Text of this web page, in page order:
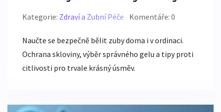
Kategorie: Zdraví a Zubní Péče Komentáře: 0
Naučte se bezpečně bělit zuby doma i v ordinaci.
Ochrana skloviny, výběr správného gelu a tipy proti
citlivosti pro trvale krásný úsměv.